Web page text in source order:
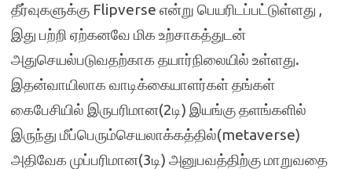
தீர்வுகளுக்கு Flipverse என்று பெயரிடப்பட்டுள்ளது ,
இது பற்றி ஏற்கனவே மிக உற்சாகத்துடன்
அதுசெயல்படுவதற்காக தயார்நிலையில் உள்ளது.
இதன்வாயிலாக வாடிக்கையாளர்கள் தங்கள்
கைபேசியில் இருபரிமான(2டி) இயங்கு தளங்களில்
இருந்து மீப்பெரும்செயலாக்கத்தில்(metaverse)
அதிவேக முப்பரிமான(3டி) அனுபவத்திற்கு மாறுவதை